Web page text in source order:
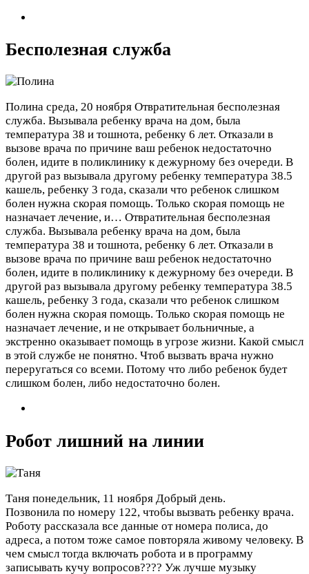
Бесполезная служба
Полина среда, 20 ноября Отвратительная бесполезная
служба. Вызывала ребенку врача на дом, была
температура 38 и тошнота, ребенку 6 лет. Отказали в
вызове врача по причине ваш ребенок недостаточно
болен, идите в поликлинику к дежурному без очереди. В
другой раз вызывала другому ребенку температура 38.5
кашель, ребенку 3 года, сказали что ребенок слишком
болен нужна скорая помощь. Только скорая помощь не
назначает лечение, и… Отвратительная бесполезная
служба. Вызывала ребенку врача на дом, была
температура 38 и тошнота, ребенку 6 лет. Отказали в
вызове врача по причине ваш ребенок недостаточно
болен, идите в поликлинику к дежурному без очереди. В
другой раз вызывала другому ребенку температура 38.5
кашель, ребенку 3 года, сказали что ребенок слишком
болен нужна скорая помощь. Только скорая помощь не
назначает лечение, и не открывает больничные, а
экстренно оказывает помощь в угрозе жизни. Какой смысл
в этой службе не понятно. Чтоб вызвать врача нужно
переругаться со всеми. Потому что либо ребенок будет
слишком болен, либо недостаточно болен.
Робот лишний на линии
Таня понедельник, 11 ноября Добрый день.
Позвонила по номеру 122, чтобы вызвать ребенку врача.
Роботу рассказала все данные от номера полиса, до
адреса, а потом тоже самое повторяла живому человеку. В
чем смысл тогда включать робота и в программу
записывать кучу вопросов???? Уж лучше музыку